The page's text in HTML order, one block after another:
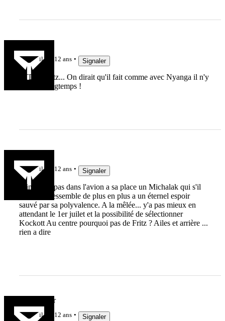
il y a 12 ans Signaler
FTD et Fritz... On dirait qu'il fait comme avec Nyanga il n'y
a pas si longtemps !
il y a 12 ans Signaler
Trinh Duc pas dans l'avion a sa place un Michalak qui s'il
reste bon ressemble de plus en plus a un éternel espoir
sauvé par sa polyvalence. A la mêlée... y'a pas mieux en
attendant le 1er juilet et la possibilité de sélectionner
Kockott Au centre pourquoi pas de Fritz ? Ailes et arrière ...
rien a dire
Els Geurrer
il y a 12 ans Signaler